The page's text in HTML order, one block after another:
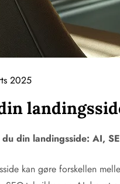
2025
din landingsside: AI,
kan gøre forskellen